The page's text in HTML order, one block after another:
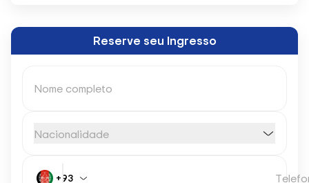
Reserve seu Ingresso
Nome completo
Nacionalidade
+93